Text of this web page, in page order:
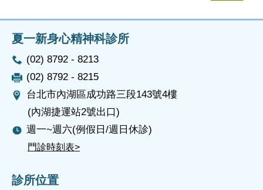
夏一新身心精神科診所
(02) 8792 - 8213
(02) 8792 - 8215
台北市內湖區成功路三段143號4樓
(內湖捷運站2號出口)
週一~週六(例假日/週日休診)
門診時刻表>
診所位置